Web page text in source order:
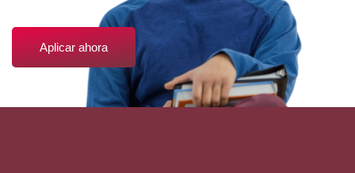
Aplicar ahora